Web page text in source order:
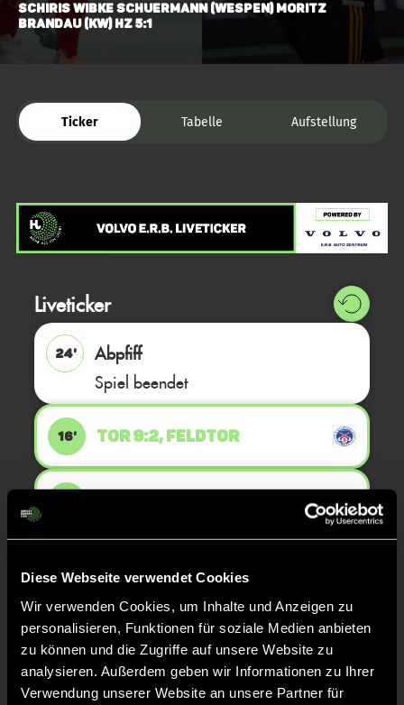
Diese Webseite verwendet Cookies
Wir verwenden Cookies, um Inhalte und Anzeigen zu
personalisieren, Funktionen für soziale Medien anbieten
zu können und die Zugriffe auf unsere Website zu
analysieren. Außerdem geben wir Informationen zu Ihrer
Verwendung unserer Website an unsere Partner für
Schiris Wibke Schuermann (Wespen) Moritz
Brandau (KW) HZ 5:1
Ticker Tabelle Aufstellung
Liveticker
24'
Abpfiff
Spiel beendet
16' TOR 9:2, FELDTOR
13' TOR 6:2, FELDTOR
13' TOR 6:1, FELDTOR